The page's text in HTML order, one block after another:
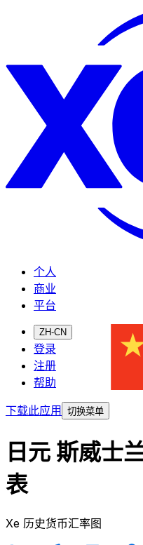
个人
商业
平台
ZH-CN
登录
注册
帮助
下载此应用
切换菜单
日元 斯威士
表
Xe 历史货币汇率图